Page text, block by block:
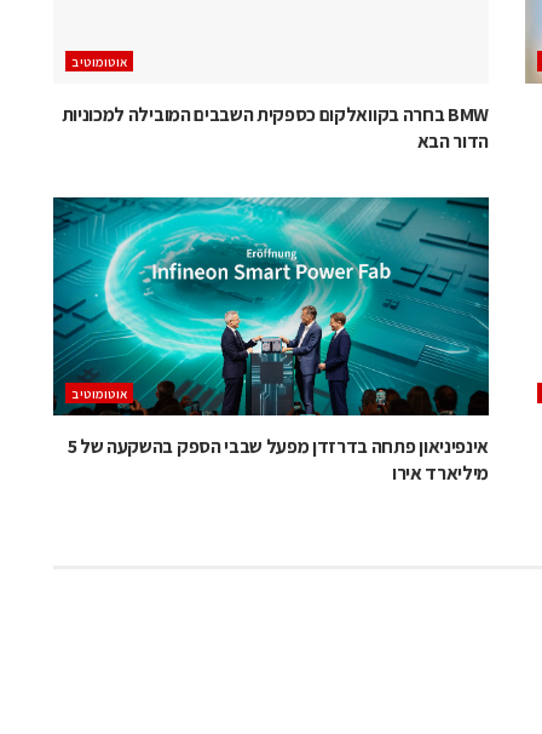
אוטומוטיב
BMW בחרה בקוואלקום כספקית השבבים המובילה למכוניות
הדור הבא
אוטומוטיב
אינפיניאון פתחה בדרזדן מפעל שבבי הספק בהשקעה של 5
מיליארד אירו